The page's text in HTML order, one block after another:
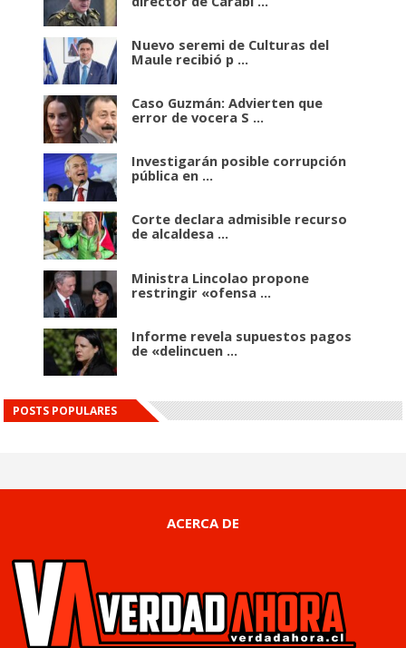
Nuevo seremi de Culturas del
Maule recibió p ...
Caso Guzmán: Advierten que
error de vocera S ...
Investigarán posible corrupción
pública en ...
Corte declara admisible recurso
de alcaldesa ...
Ministra Lincolao propone
restringir «ofensa ...
Informe revela supuestos pagos
de «delincuen ...
POSTS POPULARES
ACERCA DE